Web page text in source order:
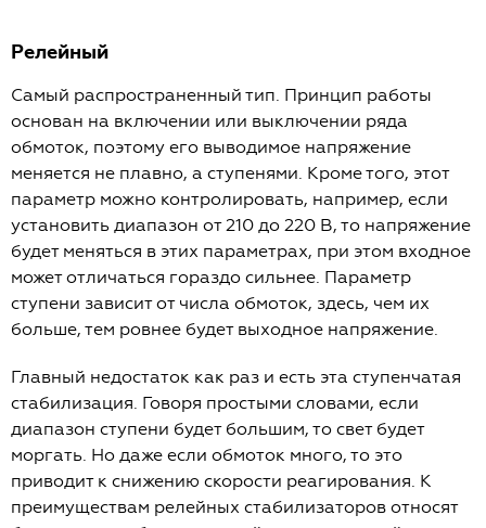
Релейный
Самый распространенный тип. Принцип работы
основан на включении или выключении ряда
обмоток, поэтому его выводимое напряжение
меняется не плавно, а ступенями. Кроме того, этот
параметр можно контролировать, например, если
установить диапазон от 210 до 220 В, то напряжение
будет меняться в этих параметрах, при этом входное
может отличаться гораздо сильнее. Параметр
ступени зависит от числа обмоток, здесь, чем их
больше, тем ровнее будет выходное напряжение.
Главный недостаток как раз и есть эта ступенчатая
стабилизация. Говоря простыми словами, если
диапазон ступени будет большим, то свет будет
моргать. Но даже если обмоток много, то это
приводит к снижению скорости реагирования. К
преимуществам релейных стабилизаторов относят